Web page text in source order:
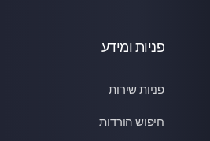
פניות ומידע
פניות שירות
חיפוש הורדות